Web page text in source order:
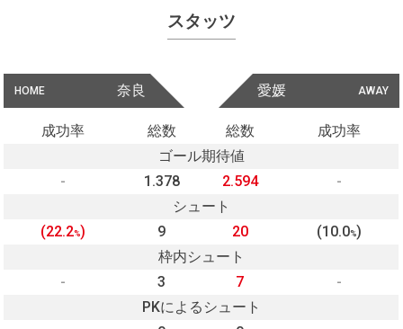
スタッツ
HOME 奈良 AWAY
愛媛
成功率 総数 総数
成功率
ゴール期待値
-
1.378 2.594
-
シュート
(22.2%) 9 20 (10.0%)
枠内シュート
-
3 7
-
PKによるシュート